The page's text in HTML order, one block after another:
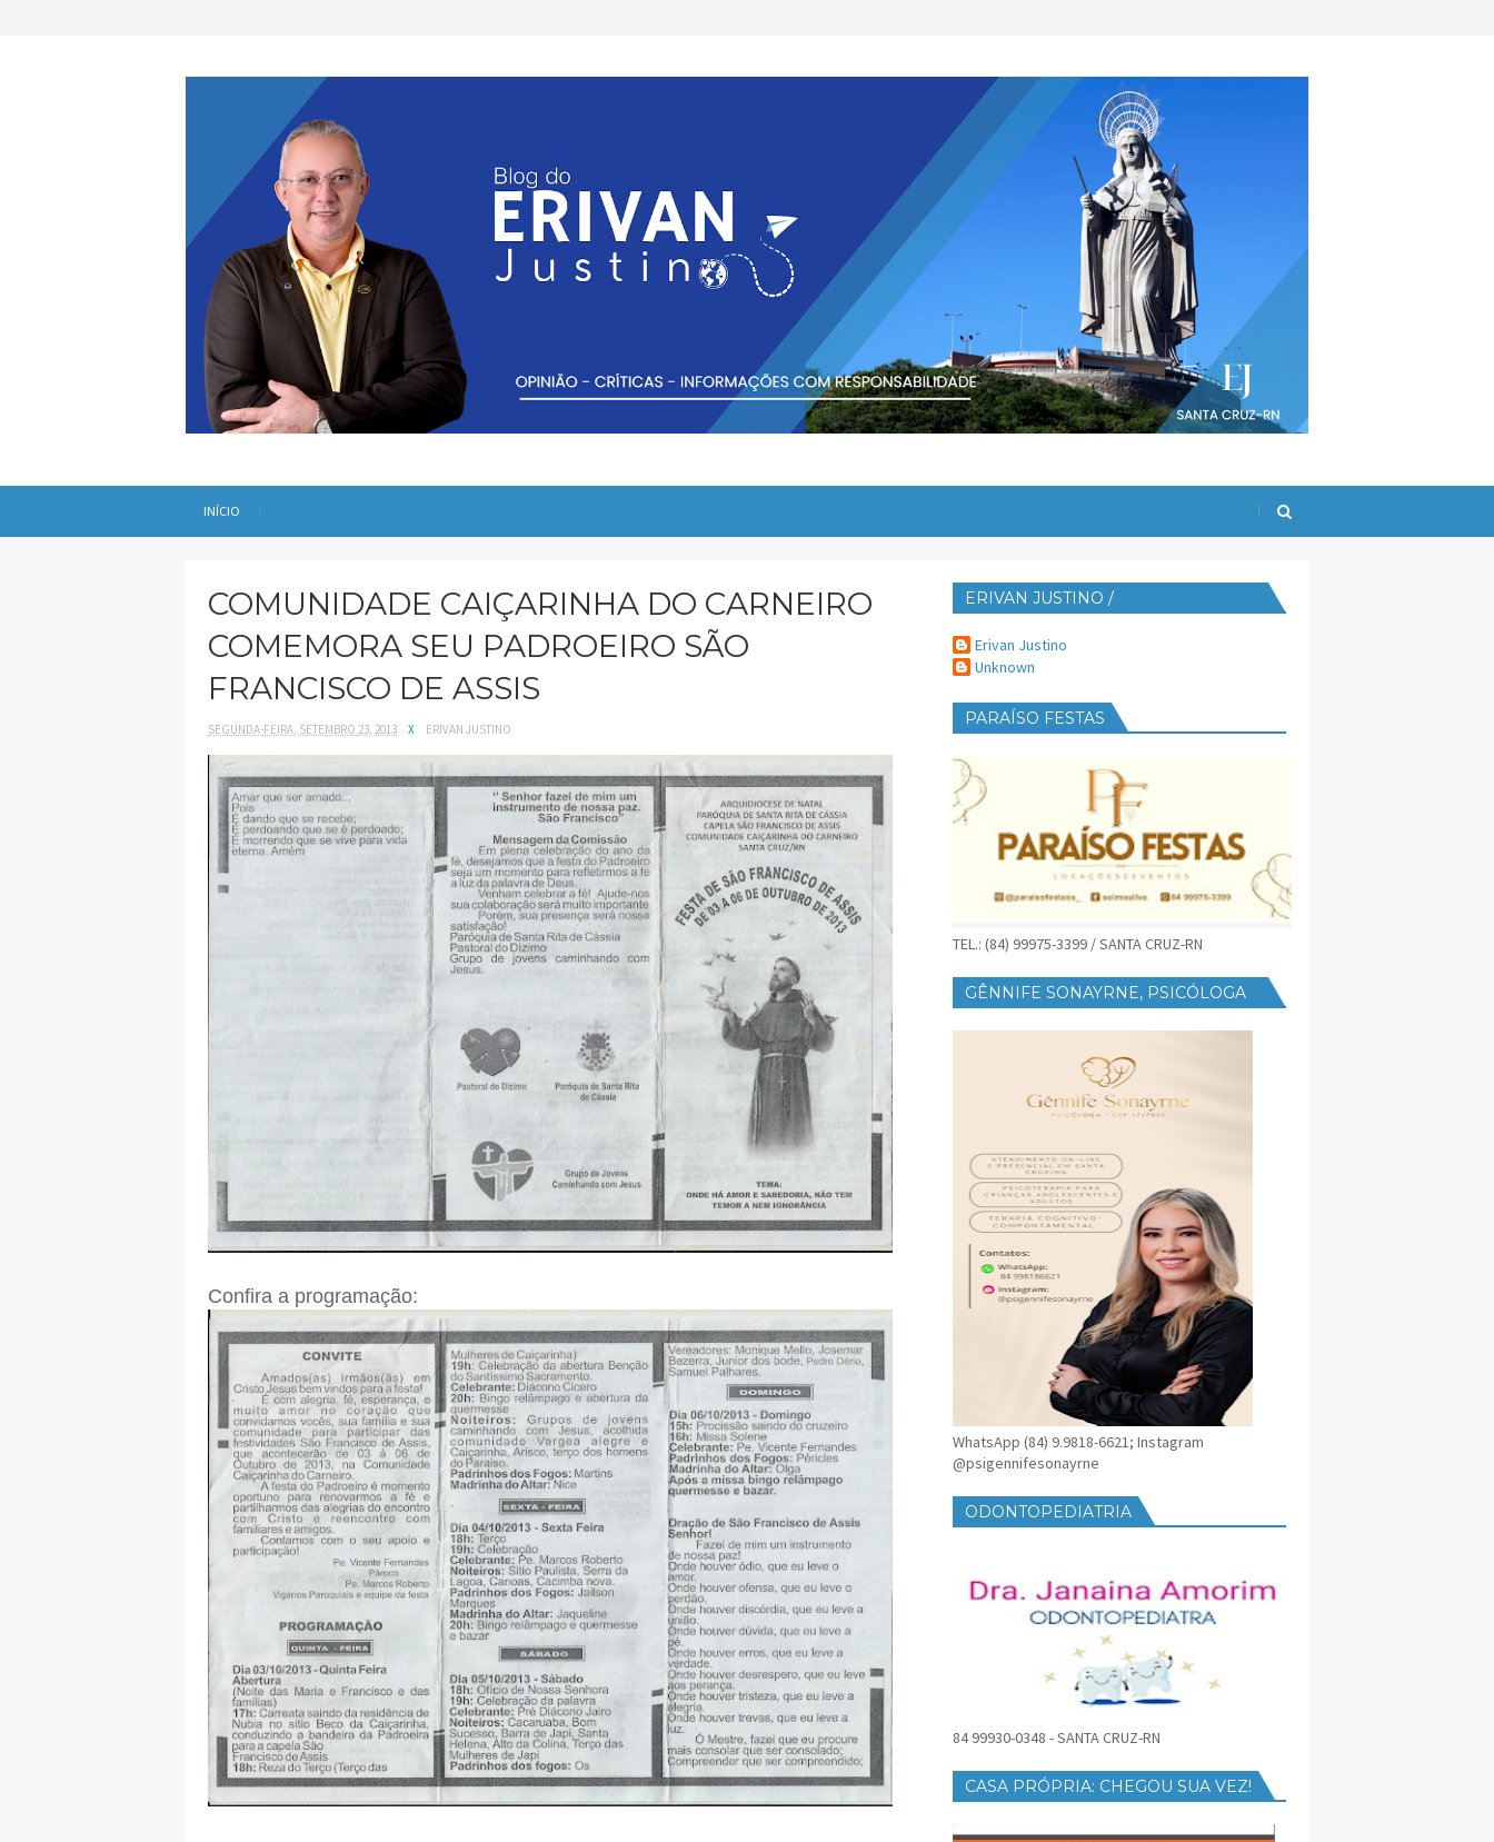
INÍCIO
COMUNIDADE CAIÇARINHA DO CARNEIRO
COMEMORA SEU PADROEIRO SÃO
FRANCISCO DE ASSIS
SEGUNDA-FEIRA, SETEMBRO 23, 2013 X ERIVAN JUSTINO
Confira a programação:
ERIVAN JUSTINO /
Erivan Justino
Unknown
PARAÍSO FESTAS
TEL.: (84) 99975-3399 / SANTA CRUZ-RN
GÊNNIFE SONAYRNE, PSICÓLOGA
WhatsApp (84) 9.9818-6621; Instagram
@psigennifesonayrne
ODONTOPEDIATRIA
84 99930-0348 - SANTA CRUZ-RN
CASA PRÓPRIA: CHEGOU SUA VEZ!